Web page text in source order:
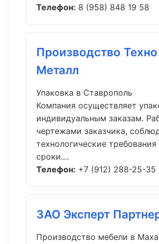
Телефон: 8 (958) 848 19 58
Производство Техно
Металл
Упаковка в Ставрополь
Компания осуществляет
индивидуальным заказам.
чертежами заказчика,
технологические требования
сроки....
Телефон: +7 (912) 288-25-35
ЗАО Эксперт
Производство мебели в